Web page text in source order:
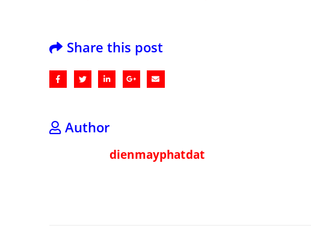
Share this post
Author
dienmayphatdat